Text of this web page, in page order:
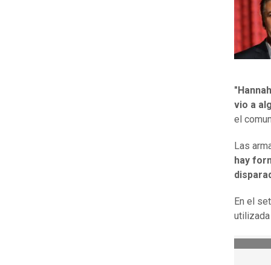
vio a
el
Las
hay
En el